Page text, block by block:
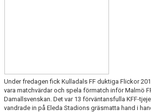
Under fredagen fick Kulladals FF duktiga Flickor
vara matchvärdar och spela förmatch inför Malmö
Damallsvenskan. Det var 13 förväntansfulla KFF-
vandrade in på Eleda Stadions gräsmatta hand i